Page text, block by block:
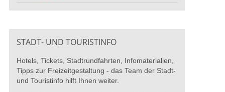
STADT- UND TOURISTINFO
Hotels, Tickets, Stadtrundfahrten, Infomaterialien,
Tipps zur Freizeitgestaltung - das Team der Stadt-
und Touristinfo hilft Ihnen weiter.